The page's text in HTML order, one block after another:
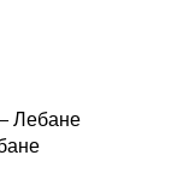
Лебане